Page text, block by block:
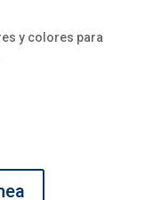
y colores para